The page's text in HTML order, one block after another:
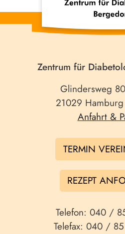
Zentrum für
Glindersweg
21029
Anfahrt &
TERMIN
REZEPT
Telefon: 040 /
Telefax: 040 /